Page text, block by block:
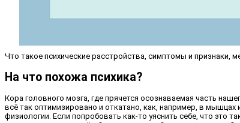
Что такое психические расстройства, симптомы и признаки,
На что похожа психика?
Кора головного мозга, где прячется осознаваемая часть
всё так оптимизировано и откатано, как, например, в
физиологии. Если попробовать как-то уяснить себе, что